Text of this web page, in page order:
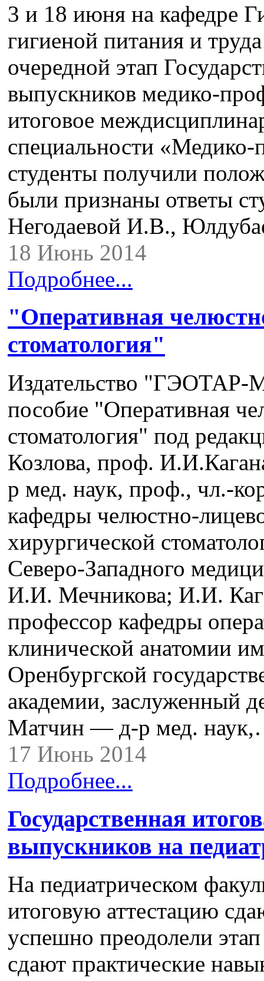
3 и 18 июня на кафедре
гигиеной питания и
очередной этап
выпускников медико-
итоговое
специальности «Медико-
студенты получили
были признаны ответы
Негодаевой И.В.,
18 Июнь 2014
Подробнее...
"Оперативная
стоматология"
Издательство "ГЭОТАР-
пособие "Оперативная
стоматология" под
Козлова, проф.
р мед. наук, проф., чл.-
кафедры челюстно-
хирургической
Северо-Западного
И.И. Мечникова; И.И.
профессор кафедры
клинической анатомии
Оренбургской
академии, заслуженный
Матчин — д-р мед.
17 Июнь 2014
Подробнее...
Государственная
выпускников на
На педиатрическом
итоговую аттестацию
успешно преодолели
сдают практические